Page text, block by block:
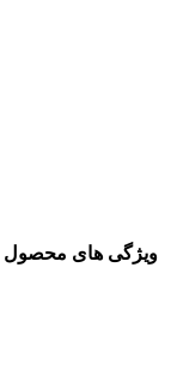
ویژگی های محصول